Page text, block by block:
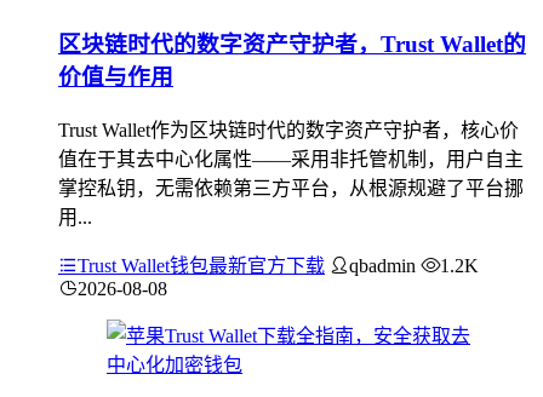
区块链时代的数字资产守护者，Trust Wallet的
价值与作用
Trust Wallet作为区块链时代的数字资产守护者，核心价
值在于其去中心化属性——采用非托管机制，用户自主
掌控私钥，无需依赖第三方平台，从根源规避了平台挪
用...
Trust Wallet钱包最新官方下载 qbadmin
1.2K
2026-08-08